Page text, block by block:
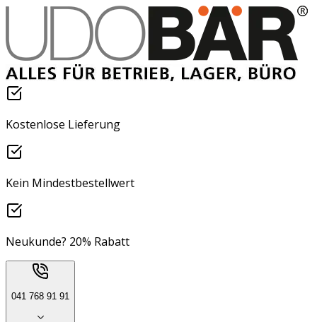
Kostenlose Lieferung
Kein Mindestbestellwert
Neukunde? 20% Rabatt
041 768 91 91